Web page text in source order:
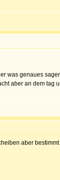
was genaues
aber an dem tag
aber